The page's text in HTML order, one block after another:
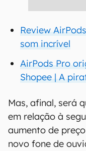
Review
som incrível
AirPods Pro
Shopee | A
Mas, afinal, será
em relação à
aumento de
novo fone de